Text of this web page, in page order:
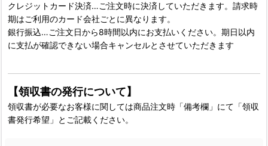
クレジットカード決済…ご注文時に決済していただきます。請求時
期はご利用のカード会社ごとに異なります。
銀行振込…ご注文日から8時間以内にお支払いください。期日以内
に支払が確認できない場合キャンセルとさせていただきます
【領収書の発行について】
領収書が必要なお客様に関しては商品注文時「備考欄」にて「領収
書発行希望」とご記載ください。